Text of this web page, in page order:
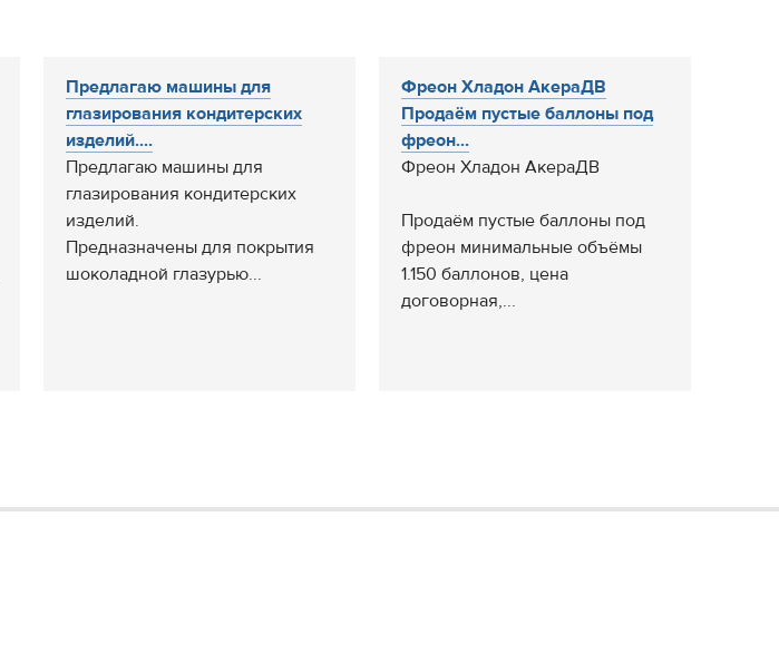
Предлагаю машины для
глазирования кондитерских
изделий....
Предлагаю машины для
глазирования кондитерских
изделий.
Предназначены для покрытия
шоколадной глазурью...
Фреон Хладон АкераДВ
Продаём пустые баллоны под
фреон...
Фреон Хладон АкераДВ
Продаём пустые баллоны под
фреон минимальные объёмы
1.150 баллонов, цена
договорная,...